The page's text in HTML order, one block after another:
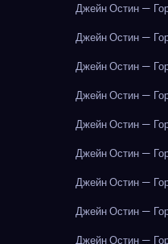
Джейн Остин —
Джейн Остин —
Джейн Остин —
Джейн Остин —
Джейн Остин —
Джейн Остин —
Джейн Остин —
Джейн Остин —
Джейн Остин —